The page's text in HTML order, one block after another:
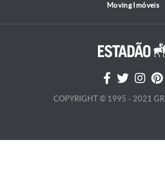
Moving Imóveis
COPYRIGHT © 1995 - 2021